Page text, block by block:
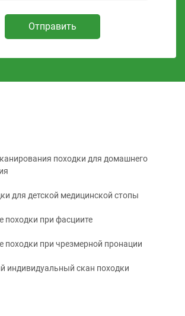
Отправить
походки для домашнего
для детской медицинской стопы
походки при фасциите
походки при чрезмерной пронации
индивидуальный скан походки